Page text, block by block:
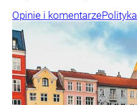
Opinie i komentarzePolityka